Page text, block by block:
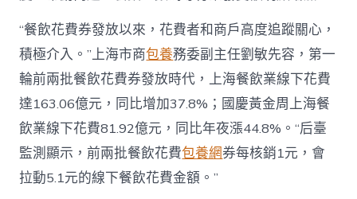
“餐飲花費券發放以來，花費者和商戶高度追蹤關心，
積極介入。”上海市商包養務委副主任劉敏先容，第一
輪前兩批餐飲花費券發放時代，上海餐飲業線下花費
達163.06億元，同比增加37.8%；國慶黃金周上海餐
飲業線下花費81.92億元，同比年夜漲44.8%。“后臺
監測顯示，前兩批餐飲花費包養網券每核銷1元，會
拉動5.1元的線下餐飲花費金額。”